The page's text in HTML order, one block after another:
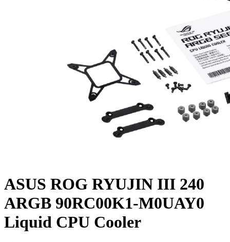
ASUS ROG RYUJIN III 240
ARGB 90RC00K1-M0UAY0
Liquid CPU Cooler